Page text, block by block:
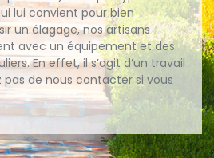
lui convient pour bien
un élagage, nos artisans
avec un équipement et des
En effet, il s’agit d’un travail
pas de nous contacter si vous